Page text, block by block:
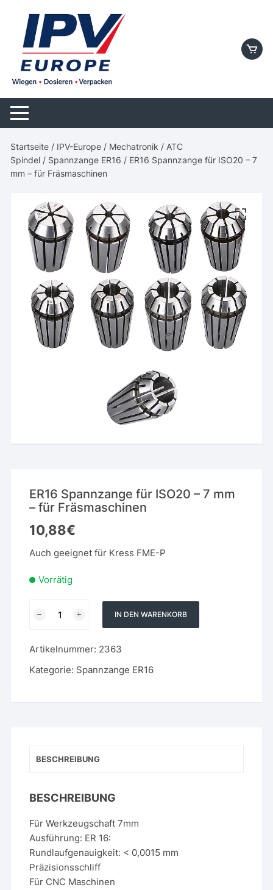
content
Startseite / IPV-Europe / Mechatronik / ATC
Spindel / Spannzange ER16 / ER16 Spannzange für ISO20 – 7
mm – für Fräsmaschinen
ER16 Spannzange für ISO20 – 7 mm
– für Fräsmaschinen
10,88€
Auch geeignet für Kress FME-P
Vorrätig
Spannzange
ISO20
-
IN DEN WARENKORB
Artikelnummer: 2363
Kategorie: Spannzange ER16
BESCHREIBUNG
BESCHREIBUNG
Für Werkzeugschaft 7mm
Ausführung: ER 16:
Rundlaufgenauigkeit: < 0,0015 mm
Präzisionsschliff
Für CNC Maschinen